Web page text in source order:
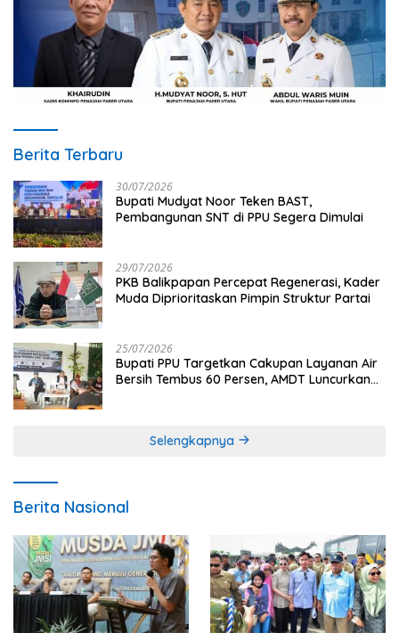
Berita Terbaru
30/07/2026
Bupati Mudyat Noor Teken BAST,
Pembangunan SNT di PPU Segera Dimulai
29/07/2026
PKB Balikpapan Percepat Regenerasi, Kader
Muda Diprioritaskan Pimpin Struktur Partai
25/07/2026
Bupati PPU Targetkan Cakupan Layanan Air
Bersih Tembus 60 Persen, AMDT Luncurkan
Selengkapnya
Berita Nasional